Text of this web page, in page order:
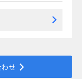
せ